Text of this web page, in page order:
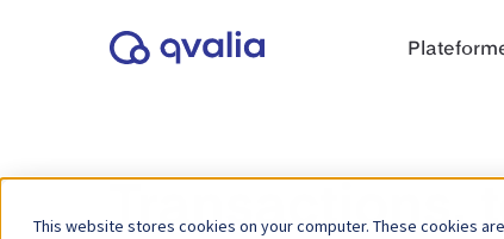
This website stores cookies on your computer. These cookies
Transactions,